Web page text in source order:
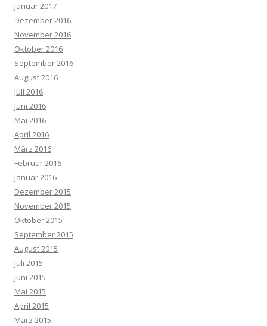
Januar 2017
Dezember 2016
November 2016
Oktober 2016
September 2016
August 2016
Juli 2016
Juni 2016
Mai 2016
April 2016
März 2016
Februar 2016
Januar 2016
Dezember 2015
November 2015
Oktober 2015
September 2015
August 2015
Juli 2015
Juni 2015
Mai 2015
April 2015
März 2015